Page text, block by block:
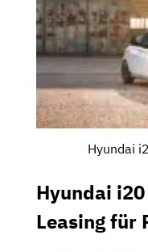
Hyundai
Hyundai
Leasing für